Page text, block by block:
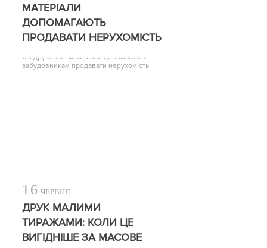
МАТЕРІАЛИ
ДОПОМАГАЮТЬ
ПРОДАВАТИ НЕРУХОМІСТЬ
Які друковані матеріали допомагають
забудовникам продавати нерухомість
16 ЧЕРВНЯ
ДРУК МАЛИМИ
ТИРАЖАМИ: КОЛИ ЦЕ
ВИГІДНІШЕ ЗА МАСОВЕ